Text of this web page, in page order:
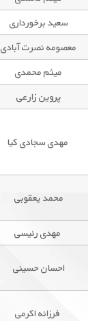
سعید برخورداری
معصومه نصرت آبادی
میثم محمدی
پروین زارعی
مهدی سجادی کیا
محمد یعقوبی
مهدی رئیسی
احسان حسینی
فرزانه اکرمی